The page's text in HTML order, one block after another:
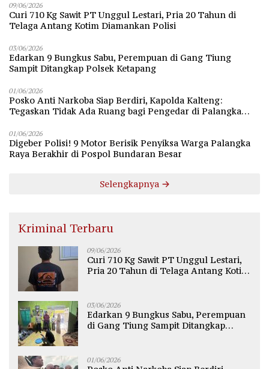
09/06/2026
Curi 710 Kg Sawit PT Unggul Lestari, Pria 20 Tahun di
Telaga Antang Kotim Diamankan Polisi
03/06/2026
Edarkan 9 Bungkus Sabu, Perempuan di Gang Tiung
Sampit Ditangkap Polsek Ketapang
01/06/2026
Posko Anti Narkoba Siap Berdiri, Kapolda Kalteng:
Tegaskan Tidak Ada Ruang bagi Pengedar di Palangka
01/06/2026
Digeber Polisi! 9 Motor Berisik Penyiksa Warga Palangka
Raya Berakhir di Pospol Bundaran Besar
Selengkapnya
Kriminal Terbaru
09/06/2026
Curi 710 Kg Sawit PT Unggul Lestari,
Pria 20 Tahun di Telaga Antang Kotim
03/06/2026
Edarkan 9 Bungkus Sabu, Perempuan
di Gang Tiung Sampit Ditangkap
01/06/2026